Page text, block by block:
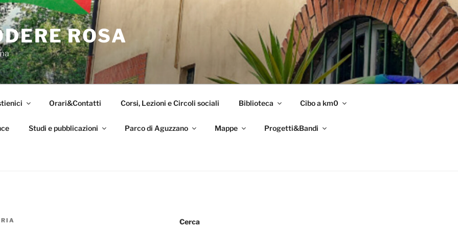
ROSA
Orari&Contatti Corsi, Lezioni e Circoli sociali Biblioteca Cibo a km0
Studi e pubblicazioni Parco di Aguzzano Mappe Progetti&Bandi
Cerca